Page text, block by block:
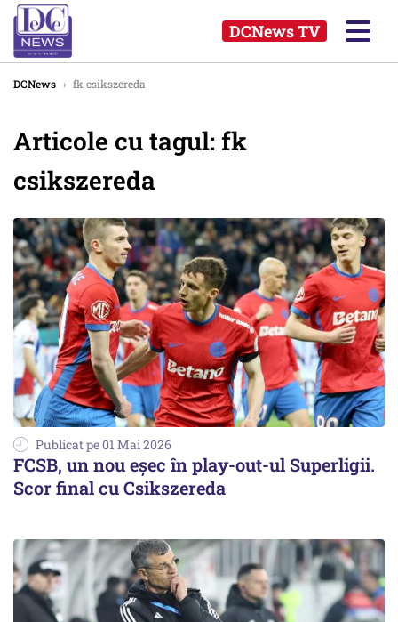
DCNews TV
DCNews › fk csikszereda
Articole cu tagul: fk
csikszereda
Publicat pe 01 Mai 2026
FCSB, un nou eșec în play-out-ul Superligii.
Scor final cu Csikszereda